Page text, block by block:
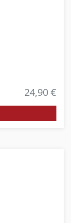
24,90 €